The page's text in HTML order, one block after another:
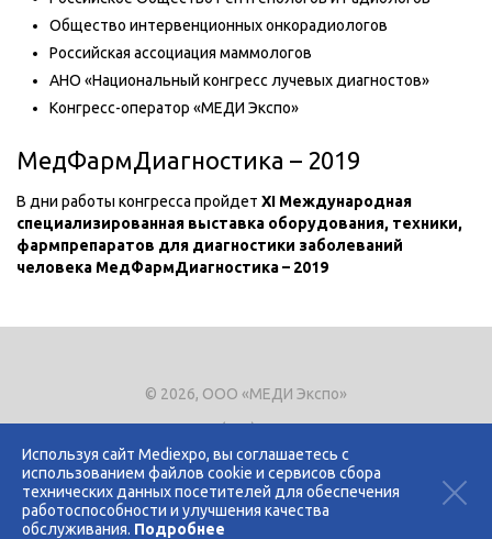
Используя сайт Mediexpo, вы соглашаетесь с
использованием файлов cookie и сервисов сбора
технических данных посетителей для обеспечения
работоспособности и улучшения качества
обслуживания. Подробнее
Общество интервенционных онкорадиологов
Российская ассоциация маммологов
АНО «Национальный конгресс лучевых диагностов»
Конгресс-оператор «МЕДИ Экспо»
МедФармДиагностика – 2019
В дни работы конгресса пройдет XI Международная
специализированная выставка оборудования, техники,
фармпрепаратов для диагностики заболеваний
человека МедФармДиагностика – 2019
© 2026, ООО «МЕДИ Экспо»
Тел.+7 (495) 721-8866
E-mail:expo@mediexpo.ru
Контакты
Политика использования cookies
Политика конфиденциальности